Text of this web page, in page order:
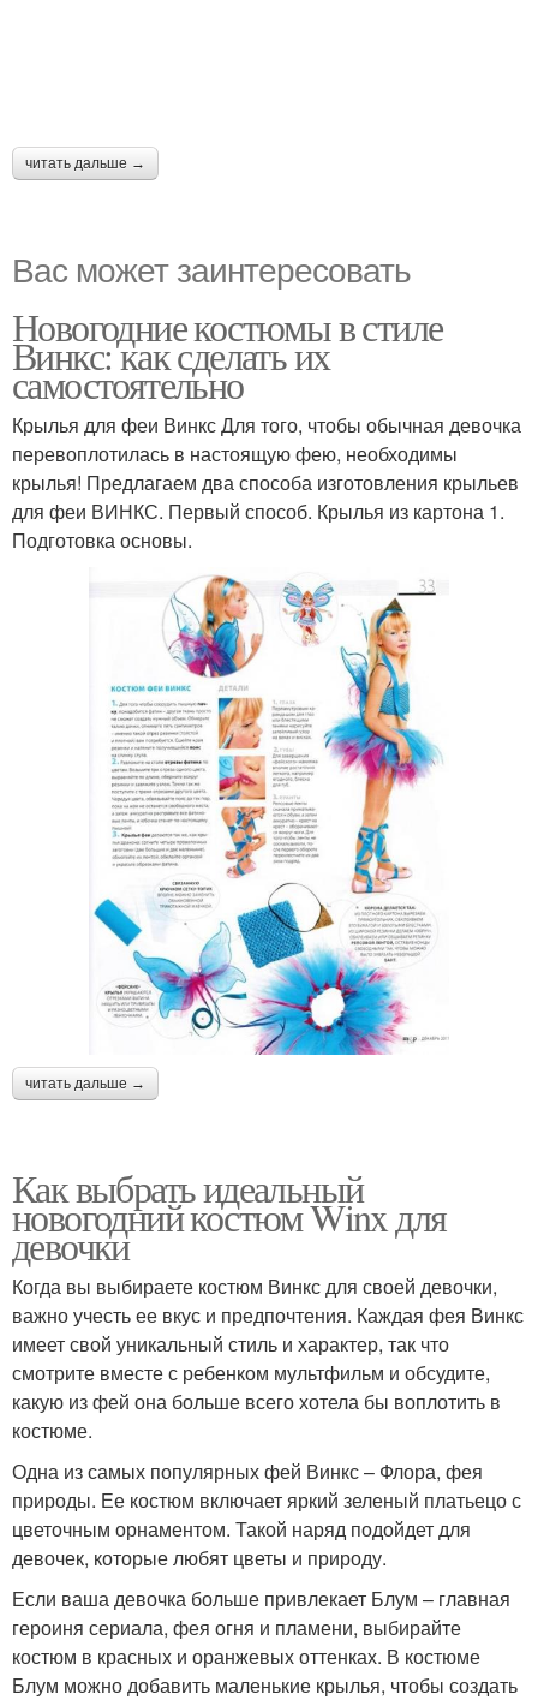
читать дальше →
Вас может заинтересовать
Новогодние костюмы в стиле
Винкс: как сделать их
самостоятельно
Крылья для феи Винкс Для того, чтобы обычная девочка
перевоплотилась в настоящую фею, необходимы
крылья! Предлагаем два способа изготовления крыльев
для феи ВИНКС. Первый способ. Крылья из картона 1.
Подготовка основы.
читать дальше →
Как выбрать идеальный
новогодний костюм Winx для
девочки
Когда вы выбираете костюм Винкс для своей девочки,
важно учесть ее вкус и предпочтения. Каждая фея Винкс
имеет свой уникальный стиль и характер, так что
смотрите вместе с ребенком мультфильм и обсудите,
какую из фей она больше всего хотела бы воплотить в
костюме.
Одна из самых популярных фей Винкс – Флора, фея
природы. Ее костюм включает яркий зеленый платьецо с
цветочным орнаментом. Такой наряд подойдет для
девочек, которые любят цветы и природу.
Если ваша девочка больше привлекает Блум – главная
героиня сериала, фея огня и пламени, выбирайте
костюм в красных и оранжевых оттенках. В костюме
Блум можно добавить маленькие крылья, чтобы создать